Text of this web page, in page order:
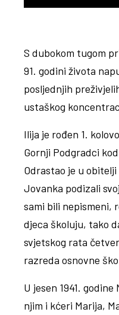
S dubokom tugom
91. godini života
posljednjih
ustaškog
Ilija je rođen 1.
Gornji Podgradci
Odrastao je u
Jovanka podizali
sami bili nepismeni,
djeca školuju, tako
svjetskog rata
razreda osnovne
U jesen 1941.
njim i kćeri Marija,